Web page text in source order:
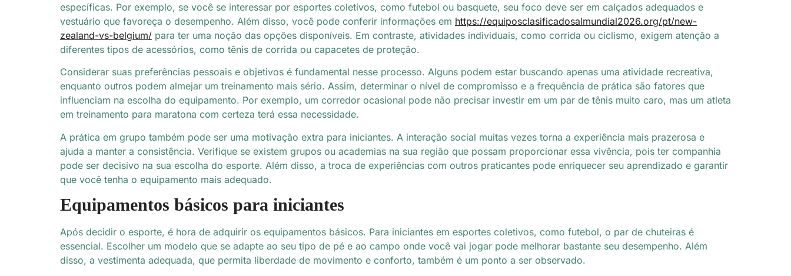
específicas. Por exemplo, se você se interessar por esportes coletivos, como futebol ou basquete, seu foco deve ser em calçados adequados e
vestuário que favoreça o desempenho. Além disso, você pode conferir informações em https://equiposclasificadosalmundial2026.org/pt/new-
zealand-vs-belgium/ para ter uma noção das opções disponíveis. Em contraste, atividades individuais, como corrida ou ciclismo, exigem atenção a
diferentes tipos de acessórios, como tênis de corrida ou capacetes de proteção.
Considerar suas preferências pessoais e objetivos é fundamental nesse processo. Alguns podem estar buscando apenas uma atividade recreativa,
enquanto outros podem almejar um treinamento mais sério. Assim, determinar o nível de compromisso e a frequência de prática são fatores que
influenciam na escolha do equipamento. Por exemplo, um corredor ocasional pode não precisar investir em um par de tênis muito caro, mas um atleta
em treinamento para maratona com certeza terá essa necessidade.
A prática em grupo também pode ser uma motivação extra para iniciantes. A interação social muitas vezes torna a experiência mais prazerosa e
ajuda a manter a consistência. Verifique se existem grupos ou academias na sua região que possam proporcionar essa vivência, pois ter companhia
pode ser decisivo na sua escolha do esporte. Além disso, a troca de experiências com outros praticantes pode enriquecer seu aprendizado e garantir
que você tenha o equipamento mais adequado.
Equipamentos básicos para iniciantes
Após decidir o esporte, é hora de adquirir os equipamentos básicos. Para iniciantes em esportes coletivos, como futebol, o par de chuteiras é
essencial. Escolher um modelo que se adapte ao seu tipo de pé e ao campo onde você vai jogar pode melhorar bastante seu desempenho. Além
disso, a vestimenta adequada, que permita liberdade de movimento e conforto, também é um ponto a ser observado.